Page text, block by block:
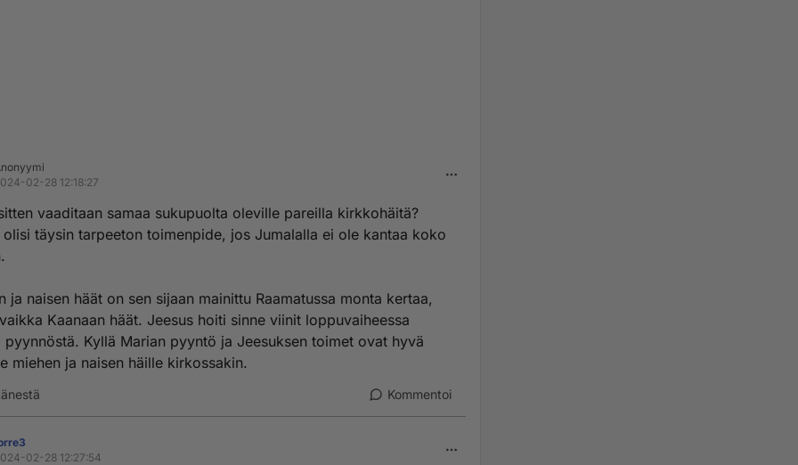
02-28 12:18:27
vaaditaan samaa sukupuolta oleville pareilla kirkkohäitä?
olisi täysin tarpeeton toimenpide, jos Jumalalla ei ole kantaa koko
ja naisen häät on sen sijaan mainittu Raamatussa monta kertaa,
Kaanaan häät. Jeesus hoiti sinne viinit loppuvaiheessa
pyynnöstä. Kyllä Marian pyyntö ja Jeesuksen toimet ovat hyvä
miehen ja naisen häille kirkossakin.
Kommentoi
02-28 12:27:54